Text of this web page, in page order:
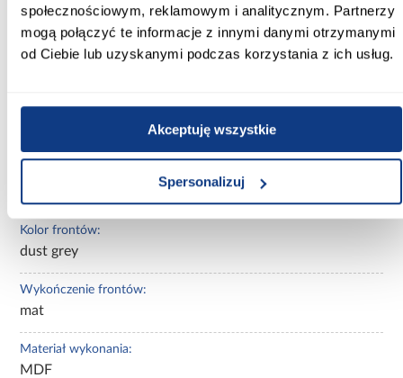
społecznościowym, reklamowym i analitycznym. Partnerzy
mogą połączyć te informacje z innymi danymi otrzymanymi
od Ciebie lub uzyskanymi podczas korzystania z ich usług.
Akceptuję wszystkie
Spersonalizuj
Merkury Market
Szerokość [cm]:
Wysokość [cm]:
Kolor frontów:
dust grey
Wykończenie frontów:
mat
Materiał wykonania:
MDF